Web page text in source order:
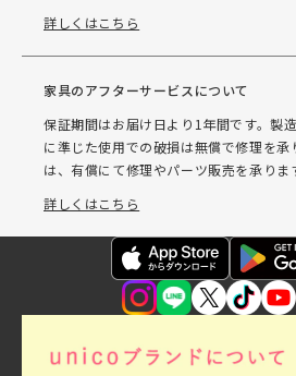
詳しくはこちら
家具のアフターサービスについて
保証期間はお届け日より1年間です。製
に準じた使用での破損は無償で修理を承
は、有償にて修理やパーツ販売を承りま
詳しくはこちら